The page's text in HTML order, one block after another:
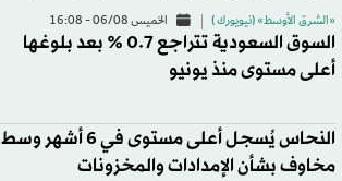
«الشرق الأوسط» (نيويورك ) الخميس 06/08 - 16:08
السوق السعودية تتراجع 0.7 % بعد بلوغها
أعلى مستوى منذ يونيو
النحاس يُسجل أعلى مستوى في 6 أشهر وسط
مخاوف بشأن الإمدادات والمخزونات